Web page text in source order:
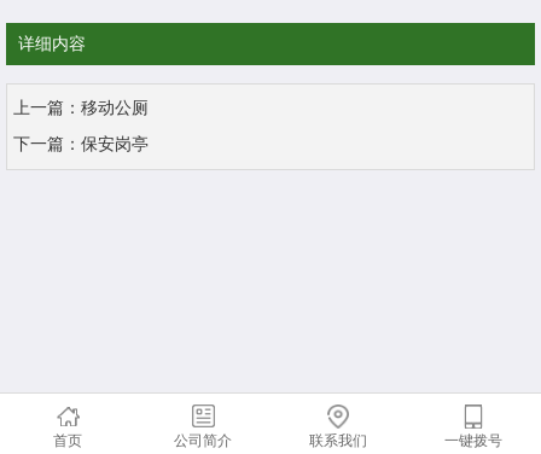
详细内容
上一篇： 移动公厕
下一篇： 保安岗亭
首页 公司简介 联系我们 一键拨号